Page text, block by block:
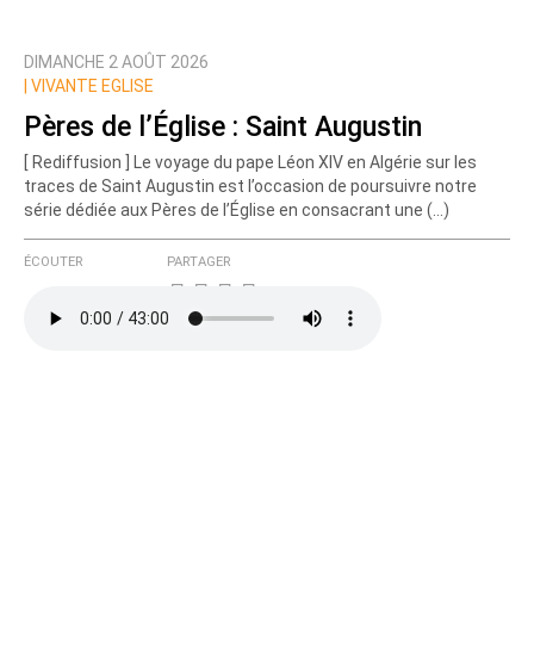
Nom
Courriel (non publié)
Ajoutez votre commentaire ici
DIMANCHE 2 AOÛT 2026
VIVANTE EGLISE
Pères de l’Église : Saint Augustin
[ Rediffusion ] Le voyage du pape Léon XIV en Algérie sur les
traces de Saint Augustin est l’occasion de poursuivre notre
série dédiée aux Pères de l’Église en consacrant une (…)
ÉCOUTER PARTAGER